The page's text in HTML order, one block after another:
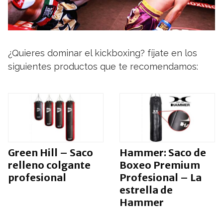
¿Quieres dominar el kickboxing? fíjate en los
siguientes productos que te recomendamos:
Green Hill – Saco
relleno colgante
profesional
Hammer: Saco de
Boxeo Premium
Profesional – La
estrella de
Hammer